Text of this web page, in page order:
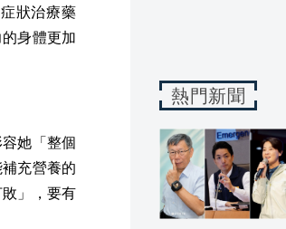
狀治療藥
身體更加
她「整個
充營養的
」，要有
熱門新聞